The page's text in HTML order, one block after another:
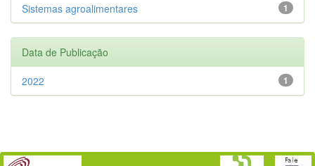
1
Sistemas agroalimentares
Data de Publicação
1
2022